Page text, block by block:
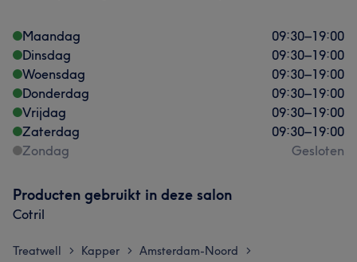
Maandag 09:30–19:00
Dinsdag
09:30–19:00
Woensdag
09:30–19:00
Donderdag
09:30–19:00
Vrijdag
09:30–19:00
Zaterdag
09:30–19:00
Zondag
Gesloten
Producten gebruikt in deze salon
Cotril
Treatwell > Kapper > Amsterdam-Noord >